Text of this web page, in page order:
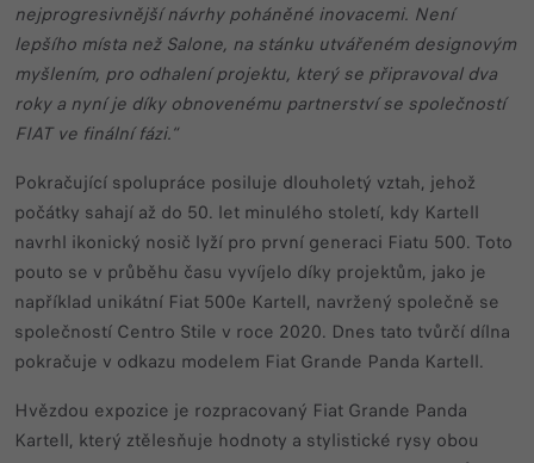
nejprogresivnější návrhy poháněné inovacemi. Není
lepšího místa než Salone, na stánku utvářeném designovým
myšlením, pro odhalení projektu, který se připravoval dva
roky a nyní je díky obnovenému partnerství se společností
FIAT ve finální fázi.“
Pokračující spolupráce posiluje dlouholetý vztah, jehož
počátky sahají až do 50. let minulého století, kdy Kartell
navrhl ikonický nosič lyží pro první generaci Fiatu 500. Toto
pouto se v průběhu času vyvíjelo díky projektům, jako je
například unikátní Fiat 500e Kartell, navržený společně se
společností Centro Stile v roce 2020. Dnes tato tvůrčí dílna
pokračuje v odkazu modelem Fiat Grande Panda Kartell.
Hvězdou expozice je rozpracovaný Fiat Grande Panda
Kartell, který ztělesňuje hodnoty a stylistické rysy obou